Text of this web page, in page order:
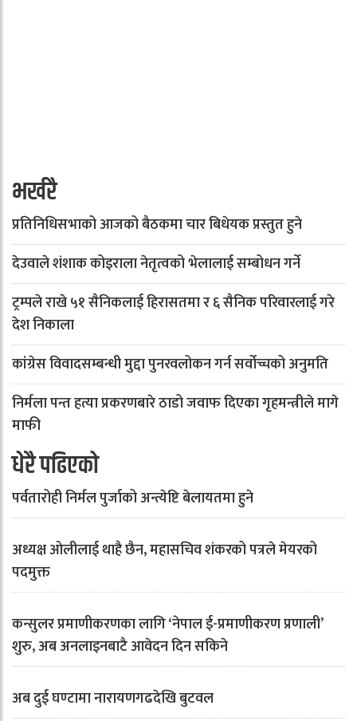
भर्खरै
प्रतिनिधिसभाको आजको बैठकमा चार बिधेयक प्रस्तुत हुने
देउवाले शंशाक कोइराला नेतृत्वको भेलालाई सम्बोधन गर्ने
ट्रम्पले राखे ५१ सैनिकलाई हिरासतमा र ६ सैनिक परिवारलाई गरे
देश निकाला
कांग्रेस विवादसम्बन्धी मुद्दा पुनरवलोकन गर्न सर्वोच्चको अनुमति
निर्मला पन्त हत्या प्रकरणबारे ठाडो जवाफ दिएका गृहमन्त्रीले मागे
माफी
धेरै पढिएको
पर्वतारोही निर्मल पुर्जाको अन्त्येष्टि बेलायतमा हुने
अध्यक्ष ओलीलाई थाहै छैन, महासचिव शंकरको पत्रले मेयरको
पदमुक्त
कन्सुलर प्रमाणीकरणका लागि ‘नेपाल ई-प्रमाणीकरण प्रणाली’
शुरु, अब अनलाइनबाटै आवेदन दिन सकिने
अब दुई घण्टामा नारायणगढदेखि बुटवल